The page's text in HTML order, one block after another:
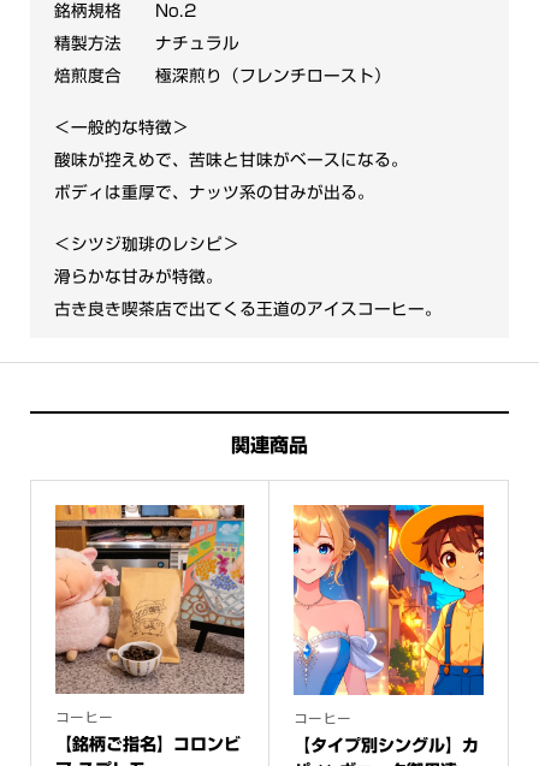
ー
（ふ
ー
た
ん）
個
銘柄規格 No.2
精製方法 ナチュラル
焙煎度合 極深煎り（フレンチロースト）
＜一般的な特徴＞
酸味が控えめで、苦味と甘味がベースになる。
ボディは重厚で、ナッツ系の甘みが出る。
＜シツジ珈琲のレシピ＞
滑らかな甘みが特徴。
古き良き喫茶店で出てくる王道のアイスコーヒー。
関連商品
コーヒー
【銘柄ご指名】コロンビ
コーヒー
【タイプ別シングル】カ